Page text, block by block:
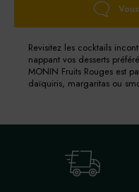
Revisitez les cocktails
nappant vos desserts
MONIN Fruits Rouges est
daïquiris, margaritas ou